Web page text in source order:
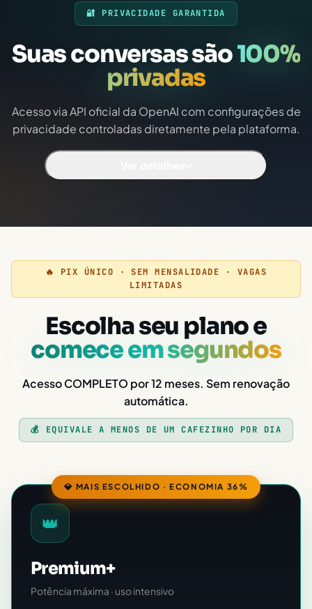
🔐 PRIVACIDADE GARANTIDA
Suas conversas são100%
privadas
Acesso via API oficial da OpenAI com configurações de
privacidade controladas diretamente pela plataforma.
🔥 PIX ÚNICO · SEM MENSALIDADE · VAGAS
LIMITADAS
Escolha seu plano e
comece em segundos
Acesso COMPLETO por 12 meses. Sem renovação
automática.
💰 EQUIVALE A MENOS DE UM CAFEZINHO POR DIA
💎 MAIS ESCOLHIDO · ECONOMIA 36%
👑
Premium+
Potência máxima · uso intensivo